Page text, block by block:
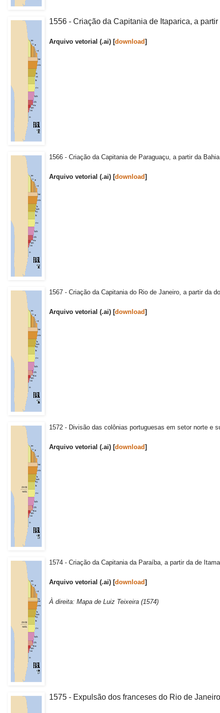
1556 - Criação da Capitania de Itaparica, a
Arquivo vetorial (.ai) [download]
1566 - Criação da Capitania de Paraguaçu, a partir da
Arquivo vetorial (.ai) [download]
1567 - Criação da Capitania do Rio de Janeiro, a partir da
Arquivo vetorial (.ai) [download]
1572 - Divisão das colônias portuguesas em setor norte e
Arquivo vetorial (.ai) [download]
1574 - Criação da Capitania da Paraíba, a partir da de
Arquivo vetorial (.ai) [download]
À direita: Mapa de Luiz Teixeira (1574)
1575 - Expulsão dos franceses do Rio de